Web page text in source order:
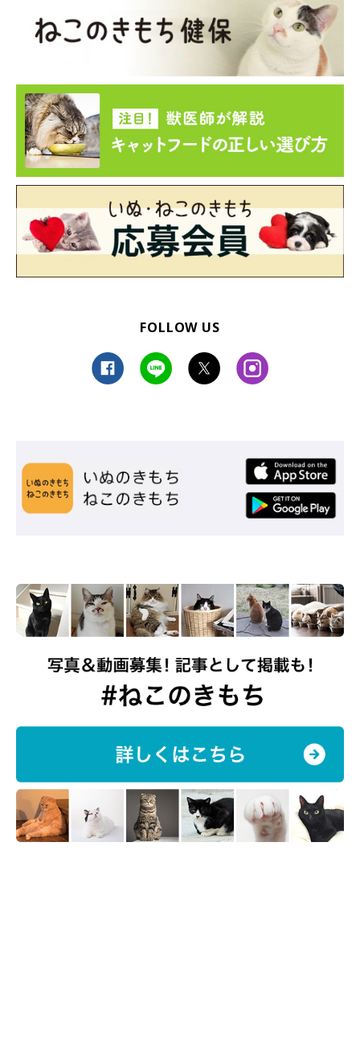
おもちゃで遊ぶ海くん
一方の海くんは、活発で遊び好きな性格で、「じっとしているの
はお膝にいるか寝てるときくらいかと思うほど」なのだとか。
飼い主さん：
「高所に置いてあるおもちゃを見ながら、甘え鳴きとまんまる目
線で『遊んでほしい』と言わんばかりに催促してくるのがかわい
くて、忙しくてもついつい遊んであげちゃいます」
「2匹とも壁や家具などの爪とぎをまったくしません！あとは、
どこでも嫌がらずに触らせてくれるので爪切りも楽勝です」
愛猫たちへの現在の思い
FOLLOW US